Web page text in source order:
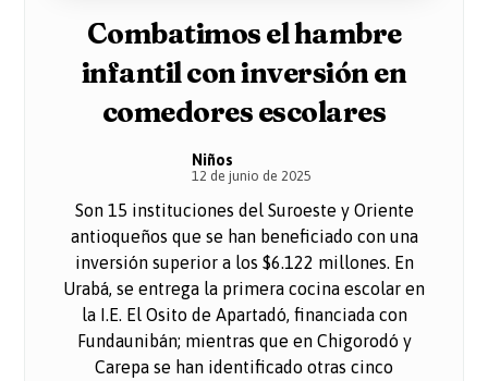
Combatimos el hambre
infantil con inversión en
comedores escolares
Niños
12 de junio de 2025
Son 15 instituciones del Suroeste y Oriente
antioqueños que se han beneficiado con una
inversión superior a los $6.122 millones. En
Urabá, se entrega la primera cocina escolar en
la I.E. El Osito de Apartadó, financiada con
Fundaunibán; mientras que en Chigorodó y
Carepa se han identificado otras cinco